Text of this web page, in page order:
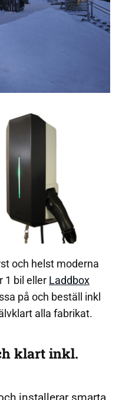
och helst moderna
1 bil eller Laddbox
på och beställ inkl
alla fabrikat.
klart inkl.